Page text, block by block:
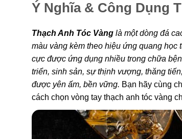
Ý Nghĩa & Công Dụng
Thạch Anh Tóc Vàng là một dòng đá
màu vàng kèm theo hiệu ứng quang
cực được ứng dụng nhiều trong chữa
triển, sinh sản, sự thịnh vượng, thăng
được yên ấm, bền vững. Bạn hãy cùng
cách chọn vòng tay thạch anh tóc vàng